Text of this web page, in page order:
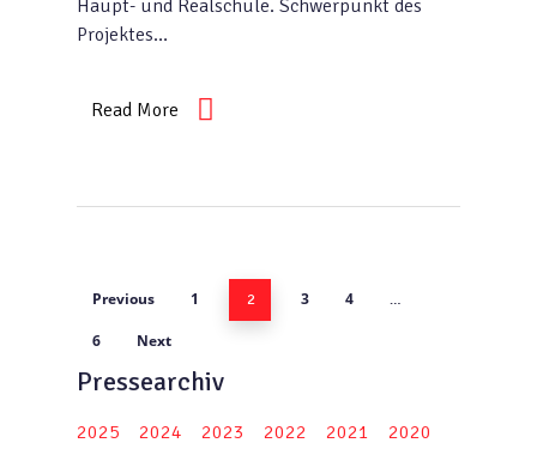
Haupt- und Realschule. Schwerpunkt des
Projektes…
Read More
Previous 1 2 3 4 …
6 Next
Pressearchiv
2025 2024 2023 2022 2021
2020